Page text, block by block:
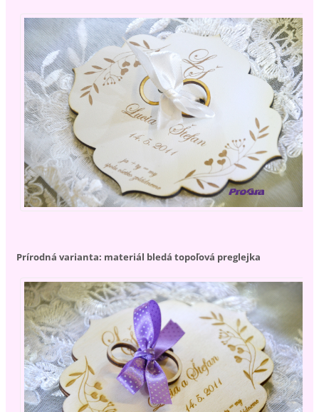
Prírodná varianta: materiál bledá topoľová preglejka